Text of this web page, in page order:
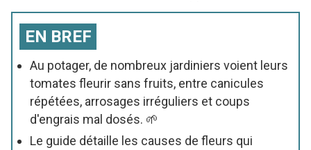
EN BREF
Au potager, de nombreux jardiniers voient leurs
tomates fleurir sans fruits, entre canicules
répétées, arrosages irréguliers et coups
d'engrais mal dosés. 🌱
Le guide détaille les causes de fleurs qui